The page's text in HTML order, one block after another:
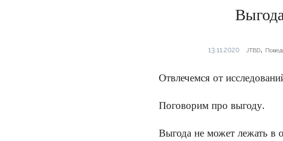
13.11.2020 JTBD,
Отвлечемся от
Поговорим про выгоду.
Выгода не может лежать в